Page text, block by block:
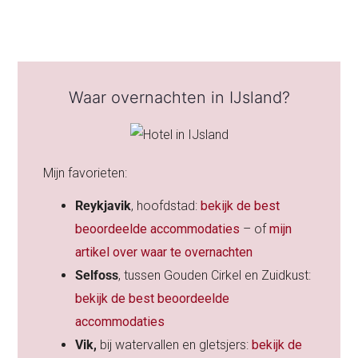
Waar overnachten in IJsland?
Mijn favorieten:
Reykjavik, hoofdstad: bekijk de best
beoordeelde accommodaties – ofmijn
artikel over waar te overnachten
Selfoss, tussen Gouden Cirkel en Zuidkust:
bekijk de best beoordeelde
accommodaties
Vik, bij watervallen en gletsjers:bekijk de